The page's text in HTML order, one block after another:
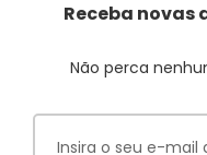
Receba novas
Não perca